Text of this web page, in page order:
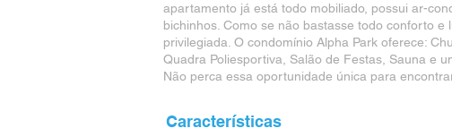
apartamento já está todo mobiliado, possui ar-
bichinhos. Como se não bastasse todo conforto
privilegiada. O condomínio Alpha Park oferece:
Quadra Poliesportiva, Salão de Festas, Sauna e
Não perca essa oportunidade única para
Características